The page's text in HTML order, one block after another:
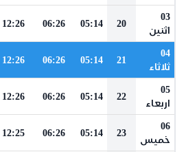
03
اثنين
20
05:14
06:26
12:26
04
ثلاثاء
21
05:14
06:26
12:26
05
اربعاء
22
05:14
06:26
12:26
06
خميس
23
05:14
06:26
12:25